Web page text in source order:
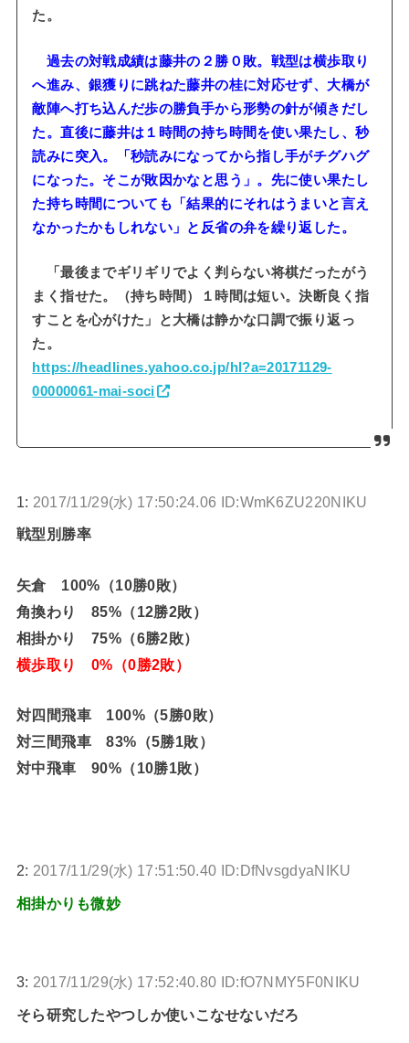
た。
過去の対戦成績は藤井の２勝０敗。戦型は横歩取り
へ進み、銀獲りに跳ねた藤井の桂に対応せず、大橋が
敵陣へ打ち込んだ歩の勝負手から形勢の針が傾きだし
た。直後に藤井は１時間の持ち時間を使い果たし、秒
読みに突入。「秒読みになってから指し手がチグハグ
になった。そこが敗因かなと思う」。先に使い果たし
た持ち時間についても「結果的にそれはうまいと言え
なかったかもしれない」と反省の弁を繰り返した。
「最後までギリギリでよく判らない将棋だったがう
まく指せた。（持ち時間）１時間は短い。決断良く指
すことを心がけた」と大橋は静かな口調で振り返っ
た。
https://headlines.yahoo.co.jp/hl?a=20171129-
00000061-mai-soci
1: 2017/11/29(水) 17:50:24.06 ID:WmK6ZU220NIKU
戦型別勝率
矢倉 100%（10勝0敗）
角換わり 85%（12勝2敗）
相掛かり 75%（6勝2敗）
横歩取り 0%（0勝2敗）
対四間飛車 100%（5勝0敗）
対三間飛車 83%（5勝1敗）
対中飛車 90%（10勝1敗）
2: 2017/11/29(水) 17:51:50.40 ID:DfNvsgdyaNIKU
相掛かりも微妙
3: 2017/11/29(水) 17:52:40.80 ID:fO7NMY5F0NIKU
そら研究したやつしか使いこなせないだろ